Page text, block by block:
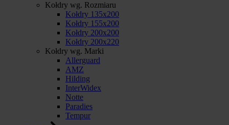
Kołdry wg. Rozmiaru
Kołdry 135x200
Kołdry 155x200
Kołdry 200x200
Kołdry 200x220
Kołdry wg. Marki
Allerguard
AMZ
Hilding
InterWidex
Notte
Paradies
Tempur